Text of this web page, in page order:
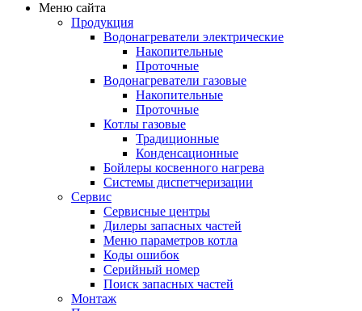
Меню сайта
Продукция
Водонагреватели электрические
Накопительные
Проточные
Водонагреватели газовые
Накопительные
Проточные
Котлы газовые
Традиционные
Конденсационные
Бойлеры косвенного нагрева
Системы диспетчеризации
Сервис
Сервисные центры
Дилеры запасных частей
Меню параметров котла
Коды ошибок
Серийный номер
Поиск запасных частей
Монтаж